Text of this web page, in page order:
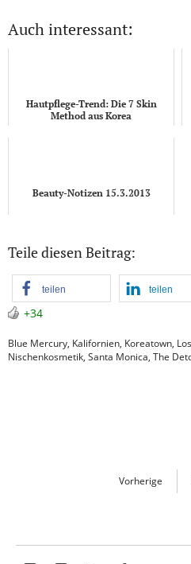
Auch interessant:
Hautpflege-Trend: Die 7 Skin
Method aus Korea
Beauty-Notizen 15.3.2013
Teile diesen Beitrag:
teilen teilen
+34
Blue Mercury, Kalifornien, Koreatown,
Nischenkosmetik, Santa Monica, The
Vorherige